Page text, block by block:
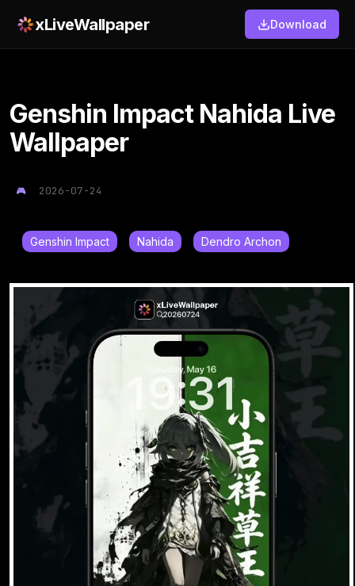
xLiveWallpaper Download
Genshin Impact Nahida Live
Wallpaper
2026-07-24
Genshin Impact Nahida Dendro Archon